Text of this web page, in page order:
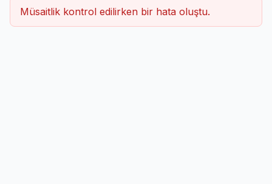
Müsaitlik kontrol edilirken bir hata oluştu.